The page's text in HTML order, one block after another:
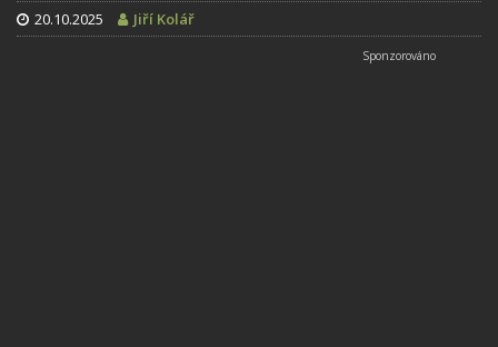
20.10.2025 Jiří Kolář